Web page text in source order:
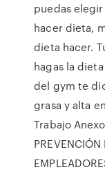
puedas
hacer dieta,
dieta hacer.
hagas la
del gym te
grasa y alta
Trabajo Anexo